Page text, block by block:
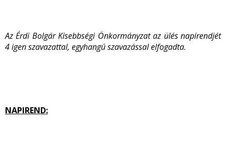
Az Érdi Bolgár Kisebbségi Önkormányzat az ülés napirendjét
4 igen szavazattal, egyhangú szavazással elfogadta.
NAPIREND: